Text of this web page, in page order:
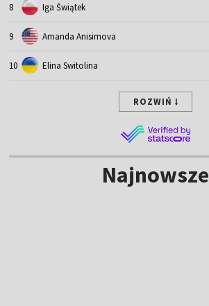
8 Iga Świątek
9 Amanda Anisimova
10 Elina Switolina
ROZWIŃ
Najnowsze